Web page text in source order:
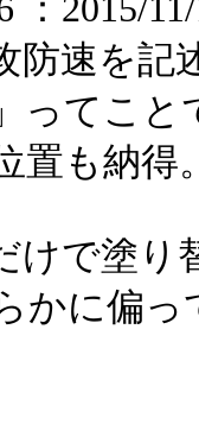
2015/
防速を記
ってこ
置も納得
けで塗
かに偏